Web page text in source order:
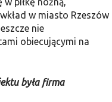
w miasto Rzeszów
nie
obiecującymi na
była firma